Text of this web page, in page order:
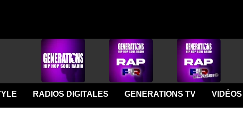
RADIOS DIGITALES GENERATIONS TV VIDÉOS